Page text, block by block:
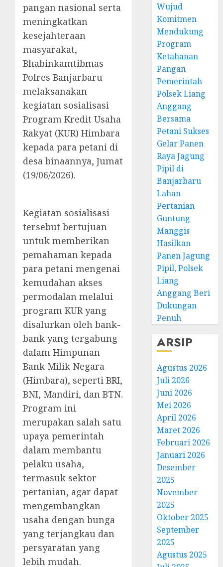
pangan nasional serta
meningkatkan
kesejahteraan
masyarakat,
Bhabinkamtibmas
Polres Banjarbaru
melaksanakan
kegiatan sosialisasi
Program Kredit Usaha
Rakyat (KUR) Himbara
kepada para petani di
desa binaannya, Jumat
(19/06/2026).
Kegiatan sosialisasi
tersebut bertujuan
untuk memberikan
pemahaman kepada
para petani mengenai
kemudahan akses
permodalan melalui
program KUR yang
disalurkan oleh bank-
bank yang tergabung
dalam Himpunan
Bank Milik Negara
(Himbara), seperti BRI,
BNI, Mandiri, dan BTN.
Program ini
merupakan salah satu
upaya pemerintah
dalam membantu
pelaku usaha,
termasuk sektor
pertanian, agar dapat
mengembangkan
usaha dengan bunga
yang terjangkau dan
persyaratan yang
lebih mudah.
Wujud
Komitmen
Mendukung
Program
Ketahanan
Pangan
Pemerintah
Polsek Liang
Anggang
Bersama
Petani Sukses
Gelar Panen
Raya Jagung
Pipil di
Banjarbaru
Lahan
Pertanian
Guntung
Manggis
Hasilkan
Panen Jagung
Pipil, Polsek
Liang
Anggang Beri
Dukungan
Penuh
ARSIP
Agustus 2026
Juli 2026
Juni 2026
Mei 2026
April 2026
Maret 2026
Februari 2026
Januari 2026
Desember
2025
November
2025
Oktober 2025
September
2025
Agustus 2025